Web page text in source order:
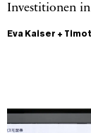
Investitionen
Eva Kaiser +